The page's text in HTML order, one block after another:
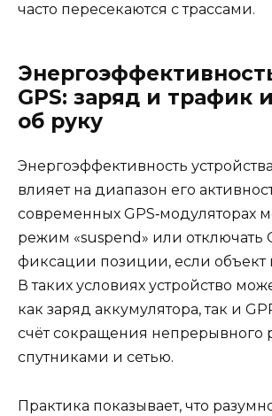
часто пересекаются с трассами.
GPS: заряд и трафик
об руку
Энергоэффективность
влияет на диапазон его
современных GPS‑модуляторах
режим «suspend» или отключать
фиксации позиции, если объект
В таких условиях устройство
как заряд аккумулятора, так и
счёт сокращения непрерывного
спутниками и сетью.
Практика показывает, что